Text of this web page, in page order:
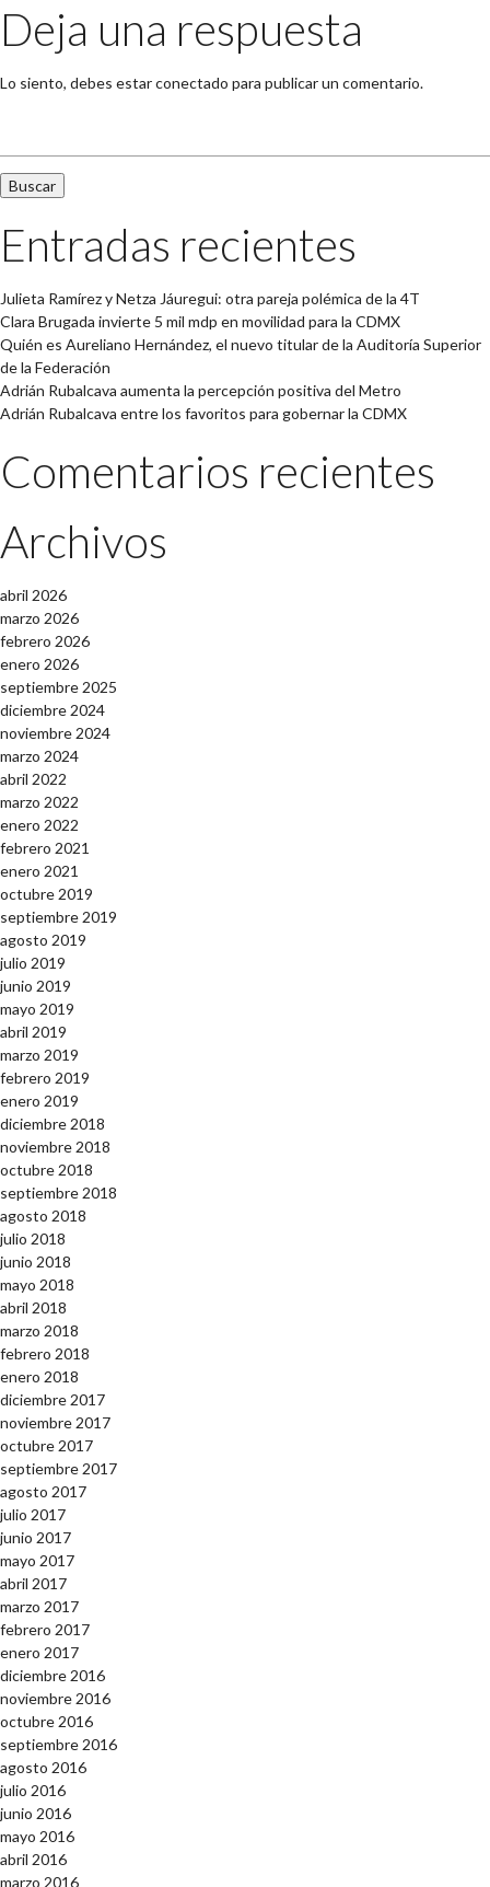
Deja una respuesta
Lo siento, debes estarconectado para publicar un comentario.
Entradas recientes
Julieta Ramírez y Netza Jáuregui: otra pareja polémica de la 4T
Clara Brugada invierte 5 mil mdp en movilidad para la CDMX
Quién es Aureliano Hernández, el nuevo titular de la Auditoría Superior
de la Federación
Adrián Rubalcava aumenta la percepción positiva del Metro
Adrián Rubalcava entre los favoritos para gobernar la CDMX
Comentarios recientes
Archivos
abril 2026
marzo 2026
febrero 2026
enero 2026
septiembre 2025
diciembre 2024
noviembre 2024
marzo 2024
abril 2022
marzo 2022
enero 2022
febrero 2021
enero 2021
octubre 2019
septiembre 2019
agosto 2019
julio 2019
junio 2019
mayo 2019
abril 2019
marzo 2019
febrero 2019
enero 2019
diciembre 2018
noviembre 2018
octubre 2018
septiembre 2018
agosto 2018
julio 2018
junio 2018
mayo 2018
abril 2018
marzo 2018
febrero 2018
enero 2018
diciembre 2017
noviembre 2017
octubre 2017
septiembre 2017
agosto 2017
julio 2017
junio 2017
mayo 2017
abril 2017
marzo 2017
febrero 2017
enero 2017
diciembre 2016
noviembre 2016
octubre 2016
septiembre 2016
agosto 2016
julio 2016
junio 2016
mayo 2016
abril 2016
marzo 2016